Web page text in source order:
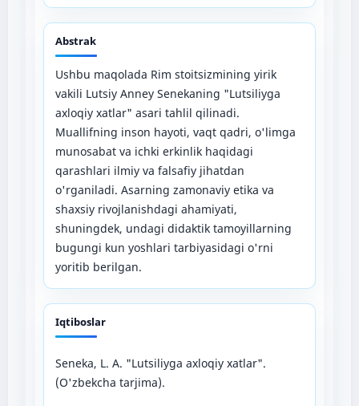
Abstrak
Ushbu maqolada Rim stoitsizmining yirik
vakili Lutsiy Anney Senekaning "Lutsiliyga
axloqiy xatlar" asari tahlil qilinadi.
Muallifning inson hayoti, vaqt qadri, o'limga
munosabat va ichki erkinlik haqidagi
qarashlari ilmiy va falsafiy jihatdan
o'rganiladi. Asarning zamonaviy etika va
shaxsiy rivojlanishdagi ahamiyati,
shuningdek, undagi didaktik tamoyillarning
bugungi kun yoshlari tarbiyasidagi o'rni
yoritib berilgan.
Iqtiboslar
Seneka, L. A. "Lutsiliyga axloqiy xatlar".
(O'zbekcha tarjima).